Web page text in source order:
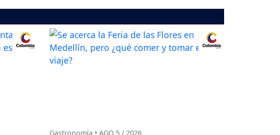
Gastronomía • AGO 5 / 2026